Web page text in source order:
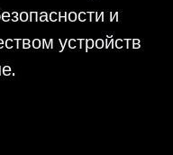
и
устройств